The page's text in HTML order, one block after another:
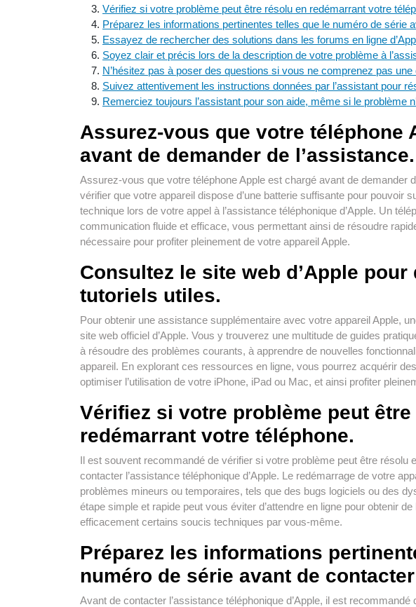
Vérifiez si votre problème peut être résolu en redémarrant votre
Préparez les informations pertinentes telles que le numéro de série
Essayez de rechercher des solutions dans les forums en ligne
Soyez clair et précis lors de la description de votre problème à
N’hésitez pas à poser des questions si vous ne comprenez pas une
Suivez attentivement les instructions données par l’assistant pour
Remerciez toujours l’assistant pour son aide, même si le problème
Assurez-vous que votre téléphone
avant de demander de l’assistance.
Assurez-vous que votre téléphone Apple est chargé avant de demander
vérifier que votre appareil dispose d’une batterie suffisante pour pouvoir
technique lors de votre appel à l’assistance téléphonique d’Apple. Un
communication fluide et efficace, vous permettant ainsi de résoudre
nécessaire pour profiter pleinement de votre appareil Apple.
Consultez le site web d’Apple
tutoriels utiles.
Pour obtenir une assistance supplémentaire avec votre appareil Apple,
site web officiel d’Apple. Vous y trouverez une multitude de guides
à résoudre des problèmes courants, à apprendre de nouvelles
appareil. En explorant ces ressources en ligne, vous pourrez acquérir
optimiser l’utilisation de votre iPhone, iPad ou Mac, et ainsi profiter
Vérifiez si votre problème peut
redémarrant votre téléphone.
Il est souvent recommandé de vérifier si votre problème peut être résolu
contacter l’assistance téléphonique d’Apple. Le redémarrage de votre
problèmes mineurs ou temporaires, tels que des bugs logiciels ou des
étape simple et rapide peut vous éviter d’attendre en ligne pour obtenir
efficacement certains soucis techniques par vous-même.
Préparez les informations
numéro de série avant de
Avant de contacter l’assistance téléphonique d’Apple, il est